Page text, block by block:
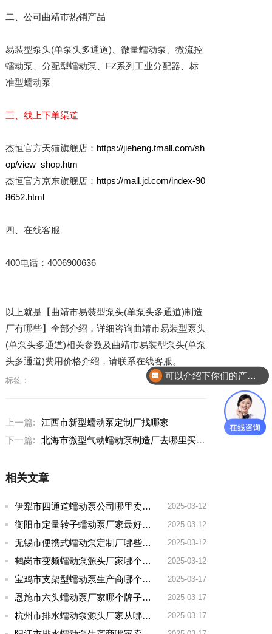
二、公司曲靖市热销产品
易装型泵头(单泵头多通道)、微量蠕动泵、微流控
蠕动泵、分配型蠕动泵、FZ系列工业分配器、标
准型蠕动泵
三、线上下单渠道
杰恒官方天猫旗舰店： https://jieheng.tmall.com/sh
op/view_shop.htm
杰恒官方京东旗舰店： https://mall.jd.com/index-90
8652.html
四、在线客服
400电话：4006900636
以上就是【曲靖市易装型泵头(单泵头多通道)制造
厂有哪些】全部介绍，详细咨询曲靖市易装型泵头
(单泵头多通道)相关参数及曲靖市易装型泵头(单泵
头多通道)费用价格介绍，请联系在线客服。
标签：
上一篇:
江西市新型蠕动泵定制厂找哪家
下一篇:
北海市微型气动蠕动泵制造厂去哪里买好点的呢
相关文章
2025-03-12
伊犁市四通道蠕动泵公司哪里卖的多一点啊
2025-03-12
衡阳市定量转子蠕动泵厂家最好的品牌有哪些
2025-03-12
无锡市便携式蠕动泵定制厂哪些牌子好一点
2025-03-12
鹤岗市变频蠕动泵源头厂家哪个品牌好一点
2025-03-17
宝鸡市支架型蠕动泵生产商哪个厂家好用点呢
2025-03-17
恩施市六头蠕动泵厂家哪个牌子好用
2025-03-17
杭州市排水蠕动泵源头厂家从哪家拿货质量好
可以介绍下你们的产品么？